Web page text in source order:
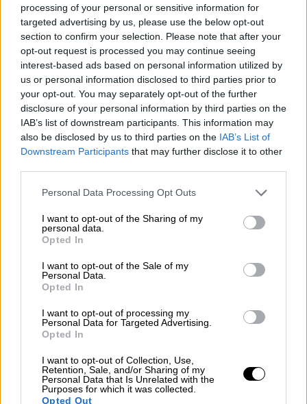
processing of your personal or sensitive information for
targeted advertising by us, please use the below opt-out
section to confirm your selection. Please note that after your
opt-out request is processed you may continue seeing
interest-based ads based on personal information utilized by
us or personal information disclosed to third parties prior to
your opt-out. You may separately opt-out of the further
disclosure of your personal information by third parties on the
IAB’s list of downstream participants. This information may
also be disclosed by us to third parties on the IAB’s List of
Downstream Participants that may further disclose it to other
Please note that this website/app uses one or more Google
not limited to your visit or usage behaviour. You may click to
grant or deny consent to Google and its third-party tags to
use your data for below specified purposes in below Google
consent section.
Personal Data Processing Opt Outs
I want to opt-out of the Sharing of my
personal data.
Opted In
I want to opt-out of the Sale of my
Personal Data.
Opted In
I want to opt-out of processing my
Personal Data for Targeted Advertising.
Opted In
I want to opt-out of Collection, Use,
Retention, Sale, and/or Sharing of my
Personal Data that Is Unrelated with the
Purposes for which it was collected.
Opted Out
Η σκηνή έχει στηθεί στο ένα άκρο του
σταδίου, με φόντο τον επιβλητικό Τοίχο
των Εθνών, ενώ τέσσερις τεράστιες
γιγαντοοθόνες μεταδίδουν κάθε στιγμή,
επιτρέποντας ακόμα και στους πιο
απομακρυσμένους θεατές να νιώσουν μέρος
της συναυλίας.Η μουσική εκδήλωση
ξεκίνησε λίγο μετά τις 21:00, μέσα σε
αποθέωση, με την ενέργεια του πλήθους ν'
λίγη ώρα μετά την ανακοίνωσή της.
Στιγμιότυπο από τη συναυλία του ΛΕΞ στο ΟΑΚΑ (Copyright:
ΕΘΝΟΣ)